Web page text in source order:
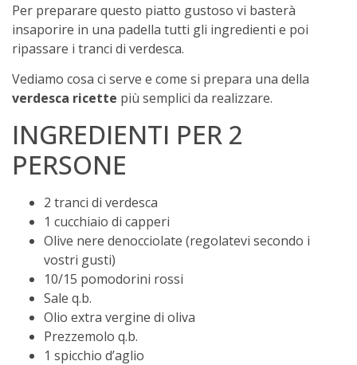
Per preparare questo piatto gustoso vi basterà
insaporire in una padella tutti gli ingredienti e poi
ripassare i tranci di verdesca.
Vediamo cosa ci serve e come si prepara una della
verdesca ricette più semplici da realizzare.
INGREDIENTI PER 2
PERSONE
2 tranci di verdesca
1 cucchiaio di capperi
Olive nere denocciolate (regolatevi secondo i
vostri gusti)
10/15 pomodorini rossi
Sale q.b.
Olio extra vergine di oliva
Prezzemolo q.b.
1 spicchio d’aglio